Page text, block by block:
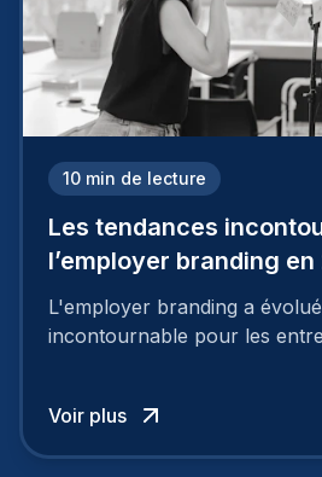
10 min de lecture
Les tendances
l’employer branding
L'employer branding a
incontournable pour les
Voir plus